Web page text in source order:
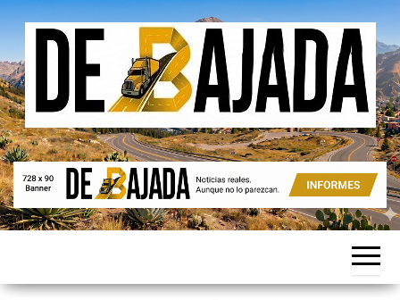
Saltar
contenido
De
Bajada
Noticias
Aunque
parezcan.